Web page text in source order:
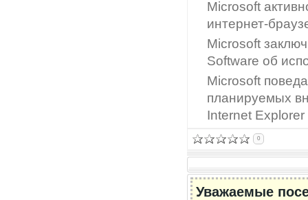
Microsoft
интернет-
Microsoft
Software об
Microsoft
планируемых
Internet Explorer
0
Уважаемые